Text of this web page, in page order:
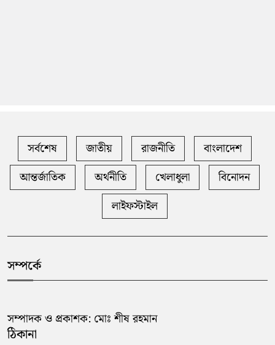
সর্বশেষ জাতীয় রাজনীতি
বাংলাদেশ
আন্তর্জাতিক
অর্থনীতি খেলাধুলা
বিনোদন
লাইফস্টাইল
সম্পর্কে
সম্পাদক ও প্রকাশক: মোঃ শীষ রহমান
ঠিকানা